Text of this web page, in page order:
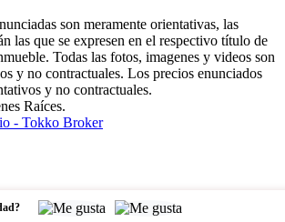
son meramente orientativas, las
las que se expresen en el respectivo título de
Todas las fotos, imagenes y videos son
y no contractuales. Los precios enunciados
y no contractuales.
Raíces.
- Tokko Broker